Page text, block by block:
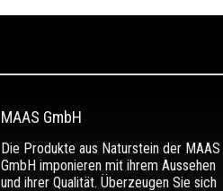
MAAS GmbH
Die Produkte aus Naturstein der MAAS
GmbH imponieren mit ihrem Aussehen
und ihrer Qualität. Überzeugen Sie sich